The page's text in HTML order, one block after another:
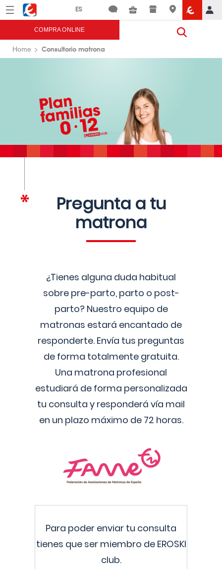
Menú Eroski
COMPRA ONLINE
Home Consultorio matrona
Pregunta a tu
matrona
¿Tienes alguna duda habitual
sobre pre-parto, parto o post-
parto? Nuestro equipo de
matronas estará encantado de
responderte. Envía tus preguntas
de forma totalmente gratuita.
Una matrona profesional
estudiará de forma personalizada
tu consulta y responderá vía mail
en un plazo máximo de 72 horas.
Para poder enviar tu consulta
tienes que ser miembro de EROSKI
club.